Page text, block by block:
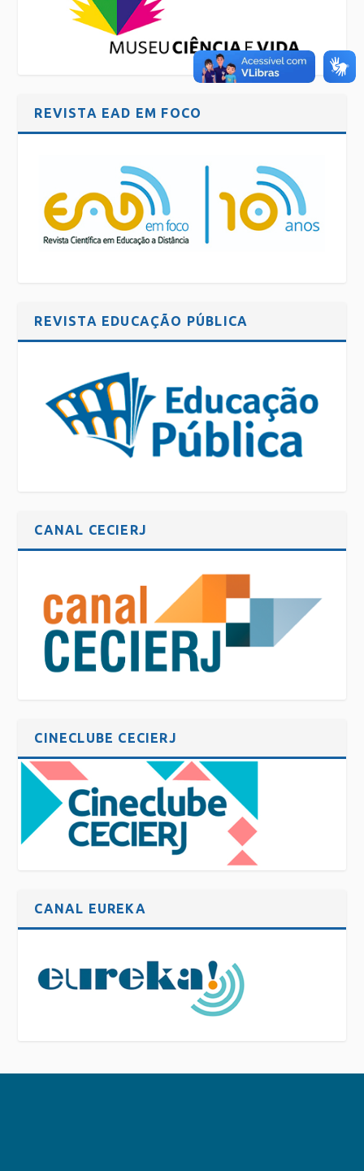
REVISTA EAD EM FOCO
REVISTA EDUCAÇÃO PÚBLICA
CANAL CECIERJ
CINECLUBE CECIERJ
CANAL EUREKA